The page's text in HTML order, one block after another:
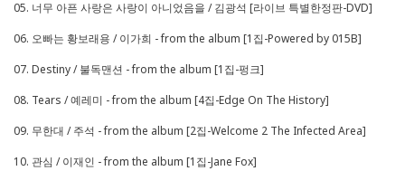
05. 너무 아픈 사랑은 사랑이 아니었음을 / 김광석 [라이브 특별한정판-DVD]
06. 오빠는 황보래용 / 이가희 - from the album [1집-Powered by 015B]
07. Destiny / 불독맨션 - from the album [1집-펑크]
08. Tears / 예레미 - from the album [4집-Edge On The History]
09. 무한대 / 주석 - from the album [2집-Welcome 2 The Infected Area]
10. 관심 / 이재인 - from the album [1집-Jane Fox]